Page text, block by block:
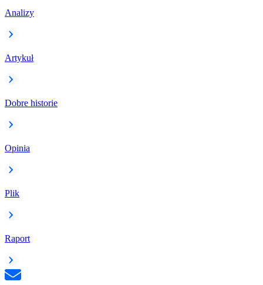
Analizy
Artykuł
Dobre historie
Opinia
Plik
Raport